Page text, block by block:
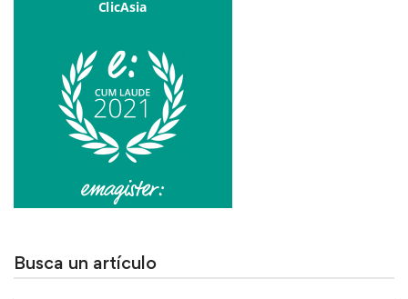
Busca un artículo